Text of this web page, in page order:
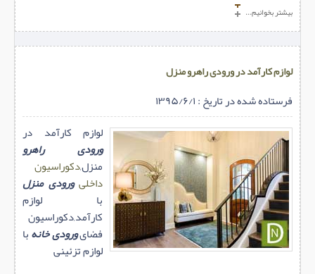
بیشتر بخوانیم...
لوازم کارآمد در ورودی راهرو منزل
فرستاده شده در تاریخ : ۱۳۹۵/۶/۱
لوازم کارآمد در
ورودی راهرو
منزل,دکوراسیون
داخلی ورودی منزل
با لوازم
کارآمد,دکوراسیون
فضایورودی خانهبا
لوازم تزئینی